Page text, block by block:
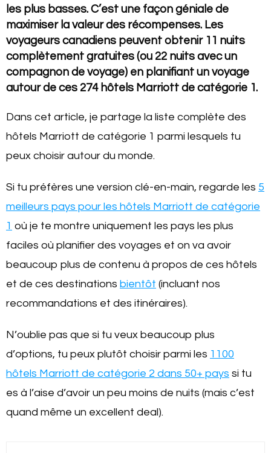
les plus basses. C’est une façon géniale de
maximiser la valeur des récompenses. Les
voyageurs canadiens peuvent obtenir 11 nuits
complètement gratuites (ou 22 nuits avec un
compagnon de voyage) en planifiant un voyage
autour de ces 274 hôtels Marriott de catégorie 1.
Dans cet article, je partage la liste complète des
hôtels Marriott de catégorie 1 parmi lesquels tu
peux choisir autour du monde.
Si tu préfères une version clé-en-main, regarde les 5
meilleurs pays pour les hôtels Marriott de catégorie
1 où je te montre uniquement les pays les plus
faciles où planifier des voyages et on va avoir
beaucoup plus de contenu à propos de ces hôtels
et de ces destinations bientôt (incluant nos
recommandations et des itinéraires).
N’oublie pas que si tu veux beaucoup plus
d’options, tu peux plutôt choisir parmi les 1100
hôtels Marriott de catégorie 2 dans 50+ pays si tu
es à l’aise d’avoir un peu moins de nuits (mais c’est
quand même un excellent deal).